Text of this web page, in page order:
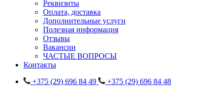
Реквизиты
Оплата, доставка
Дополнительные услуги
Полезная информация
Отзывы
Вакансии
ЧАСТЫЕ ВОПРОСЫ
Контакты
+375 (29) 696 84 49
+375 (29) 696 84 48